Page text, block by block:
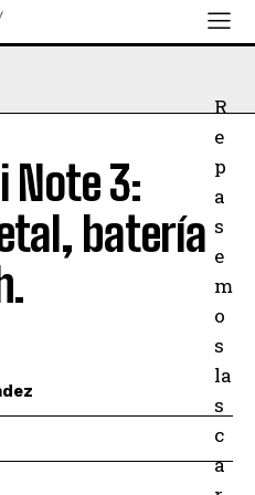
Note 3:
batería
R
e
p
a
s
e
m
o
s
la
s
c
a